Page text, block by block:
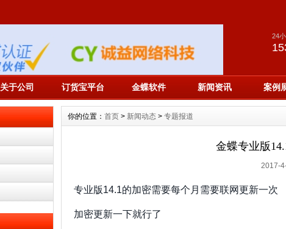
24
关于公司 订货宝平台 金蝶软件 新闻资讯 案例
你的位置： 首页 > 新闻动态 > 专题报道
金蝶专业版
2017-
专业版14.1的加密需要每个月需要联网更新一次
加密更新一下就行了